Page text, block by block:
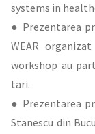
systems in
● Prezentarea
WEAR
workshop au
tari.
● Prezentarea
Stanescu din